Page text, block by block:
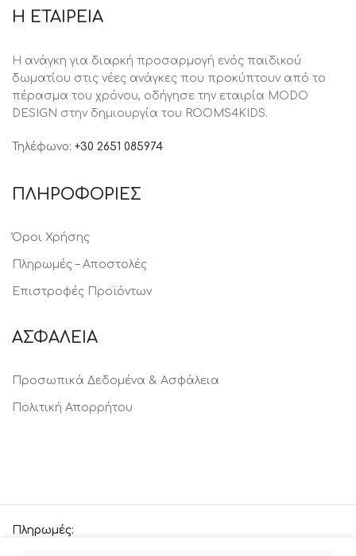
Η ΕΤΑΙΡΕΙΑ
Η ανάγκη για διαρκή προσαρμογή ενός παιδικού
δωματίου στις νέες ανάγκες που προκύπτουν από το
πέρασμα του χρόνου, oδήγησε την εταιρία MODO
DESIGN στην δημιουργία του ROOMS4KIDS.
Τηλέφωνο: +30 2651 085974
ΠΛΗΡΟΦΟΡΙΕΣ
Όροι Χρήσης
Πληρωμές – Αποστολές
Επιστροφές Προϊόντων
ΑΣΦΑΛΕΙΑ
Προσωπικά Δεδομένα & Ασφάλεια
Πολιτική Απορρήτου
Πληρωμές: